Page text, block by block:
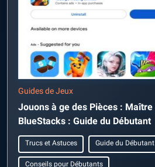
Guides de Jeux
Jouons à ge des Pièces : Maître des Spins sur
BlueStacks : Guide du Débutant
Trucs et Astuces Guide du Débutant
Conseils pour Débutants